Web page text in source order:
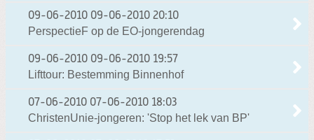
09-06-2010 09-06-2010 20:10
PerspectieF op de EO-jongerendag
09-06-2010 09-06-2010 19:57
Lifttour: Bestemming Binnenhof
07-06-2010 07-06-2010 18:03
ChristenUnie-jongeren: 'Stop het lek van BP'